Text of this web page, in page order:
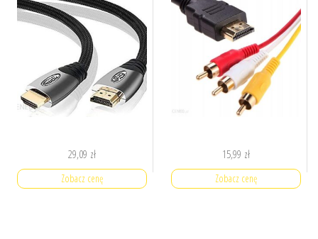
29,09 zł
Zobacz cenę
15,99 zł
Zobacz cenę